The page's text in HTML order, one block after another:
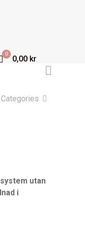
0
0,00 kr
Categories
utan
i